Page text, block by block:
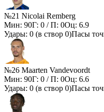
№21 Nicolai Remberg
Мин: 90Г: 0 / П: 0Оц: 6.9
Удары: 0 (в створ 0)Пасы
№26 Maarten Vandevoordt
Мин: 90Г: 0 / П: 0Оц: 6.6
Удары: 0 (в створ 0)Пасы